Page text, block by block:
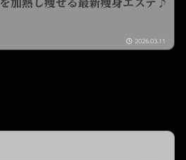
を加熱し痩せる最新痩身エステ♪
2026.03.11